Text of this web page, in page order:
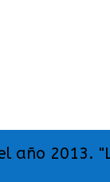
año 2013.